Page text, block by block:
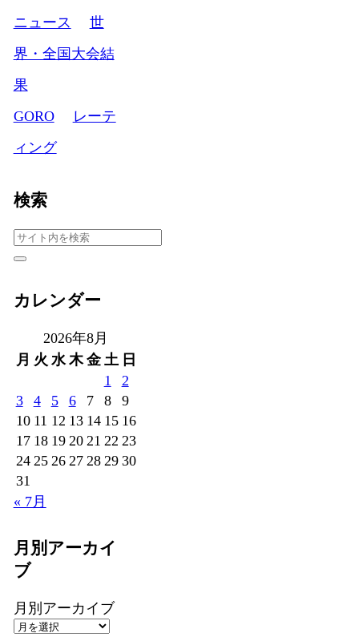
ニュース
世
界・全国大会結
果
GORO
レーテ
ィング
検索
カレンダー
2026年8月
月 火 水 木 金 土 日
1
2
3
4 5 6 7 8
9
10 11 12 13 14 15 16
17 18 19 20 21 22 23
24 25 26 27 28 29 30
31
« 7月
月別アーカイ
ブ
月別アーカイブ